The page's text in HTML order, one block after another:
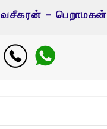
வசீகரன் – பெறாமகன்